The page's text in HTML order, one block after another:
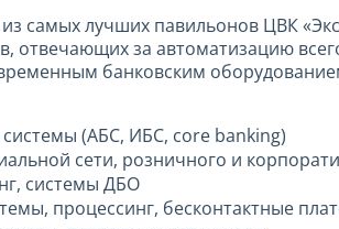
самых лучших павильонов ЦВК
за автоматизацию
банковским
(АБС, ИБС, core banking)
сети, розничного и
системы ДБО
процессинг, бесконтактные